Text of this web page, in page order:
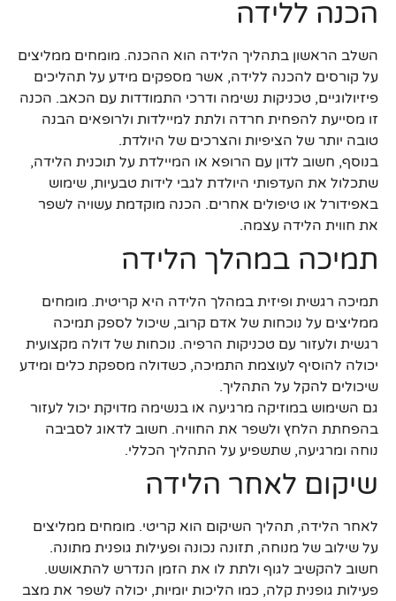
הכנה ללידה
השלב הראשון בתהליך הלידה הוא ההכנה. מומחים ממליצים
על קורסים להכנה ללידה, אשר מספקים מידע על תהליכים
פיזיולוגיים, טכניקות נשימה ודרכי התמודדות עם הכאב. הכנה
זו מסייעת להפחית חרדה ולתת למיילדות ולרופאים הבנה
טובה יותר של הציפיות והצרכים של היולדת.
בנוסף, חשוב לדון עם הרופא או המיילדת על תוכנית הלידה,
שתכלול את העדפותי היולדת לגבי לידות טבעיות, שימוש
באפידורל או טיפולים אחרים. הכנה מוקדמת עשויה לשפר
את חווית הלידה עצמה.
תמיכה במהלך הלידה
תמיכה רגשית ופיזית במהלך הלידה היא קריטית. מומחים
ממליצים על נוכחות של אדם קרוב, שיכול לספק תמיכה
רגשית ולעזור עם טכניקות הרפיה. נוכחות של דולה מקצועית
יכולה להוסיף לעוצמת התמיכה, כשדולה מספקת כלים ומידע
שיכולים להקל על התהליך.
גם השימוש במוזיקה מרגיעה או בנשימה מדויקת יכול לעזור
בהפחתת הלחץ ולשפר את החוויה. חשוב לדאוג לסביבה
נוחה ומרגיעה, שתשפיע על התהליך הכללי.
שיקום לאחר הלידה
לאחר הלידה, תהליך השיקום הוא קריטי. מומחים ממליצים
על שילוב של מנוחה, תזונה נכונה ופעילות גופנית מתונה.
חשוב להקשיב לגוף ולתת לו את הזמן הנדרש להתאושש.
פעילות גופנית קלה, כמו הליכות יומיות, יכולה לשפר את מצב